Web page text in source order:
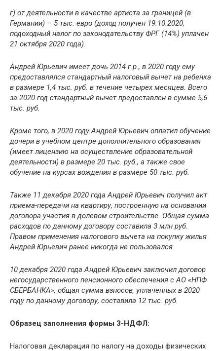
г) от деятельности в качестве артиста за границей (в
Германии) – 5 тыс. евро (доход получен 19.10.2020,
подоходный налог по законодательству ФРГ (14%) уплачен
21 октября 2020 года).
Андрей Юрьевич имеет дочь 2014 г.р., в 2020 году ему
предоставлялся стандартный налоговый вычет на ребенка
в размере 1,4 тыс. руб. в течение четырех месяцев. Всего
за 2020 год стандартный вычет предоставлен в сумме 5,6
тыс. руб.
Кроме того, в 2020 году Андрей Юрьевич оплатил обучение
дочери в учебном центре дополнительного образования
(имеет лицензию на осуществление образовательной
деятельности) в размере 20 тыс. руб., а также свое
обучение на курсах вождения в размере 50 тыс. руб.
Также 11 декабря 2020 года Андрей Юрьевич получил акт
приема-передачи на квартиру, построенную на основании
договора участия в долевом строительстве. Общая сумма
расходов по данному договору составила 3 млн руб.
Правом применения налогового вычета на покупку жилья
Андрей Юрьевич ранее никогда не пользовался.
10 декабря 2020 года Андрей Юрьевич заключил договор
негосударственного пенсионного обеспечения с АО «НПФ
СБЕРБАНКА», общая сумма взносов, уплаченных в 2020
году по данному договору, составила 12 тыс. руб.
Образец заполнения формы 3-НДФЛ:
Налоговая декларация по налогу на доходы физических